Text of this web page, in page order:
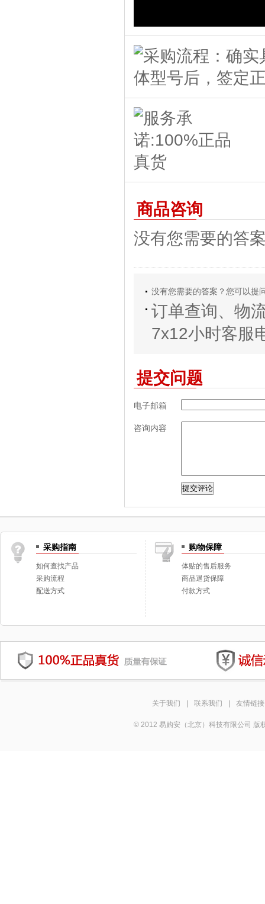
商品咨询
没有您需要的答
没有您需要的答案？您可以提
订单查询、物
7x12小时客服
提交问题
电子邮箱
咨询内容
采购指南
如何查找产品
采购流程
配送方式
购物保障
体贴的售后服务
商品退货保障
付款方式
关于我们 联系我们 友情链接
© 2012 易购安（北京）科技有限公司 版